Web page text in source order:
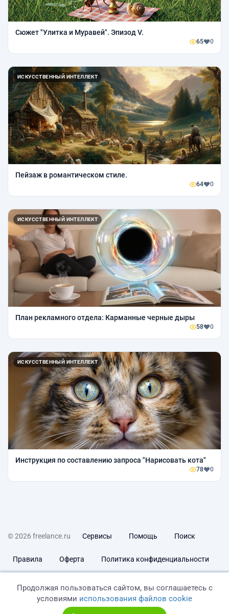
Сюжет "Улитка и Муравей". Эпизод V.
65 0
ИСКУССТВЕННЫЙ ИНТЕЛЛЕКТ
Пейзаж в романтическом стиле.
64 0
ИСКУССТВЕННЫЙ ИНТЕЛЛЕКТ
План рекламного отдела: Карманные черные дыры
58 0
ИСКУССТВЕННЫЙ ИНТЕЛЛЕКТ
Инструкция по составлению запроса "Нарисовать кота"
78 0
© 2026 freelance.ru Сервисы Помощь Поиск
Правила Оферта Политика конфиденциальности
Продолжая пользоваться сайтом, вы соглашаетесь с
условиями использования файлов cookie